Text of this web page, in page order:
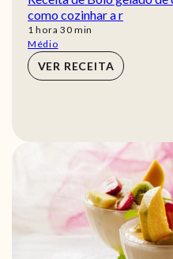
como cozinhar a r
1 hora
hora 30min
min
Médio
VER RECEITA